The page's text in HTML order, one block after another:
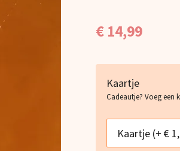
€ 14,99
Kaartje
Cadeautje? Voeg een